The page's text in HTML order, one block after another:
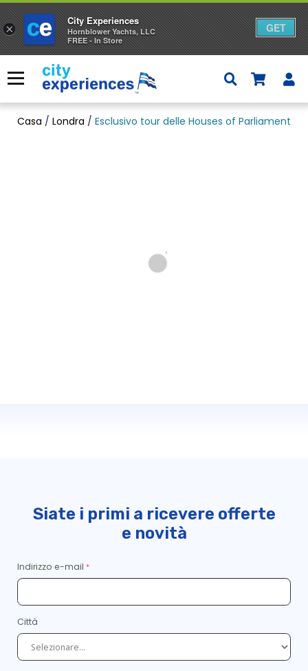
contenuto
Menu
Casa / Londra / Esclusivo tour delle Houses of Parliament
Siate i primi a ricevere offerte
e novità
Indirizzo e-mail
Città
×
City Experiences
Hornblower Yachts, LLC
FREE - In Store
GET